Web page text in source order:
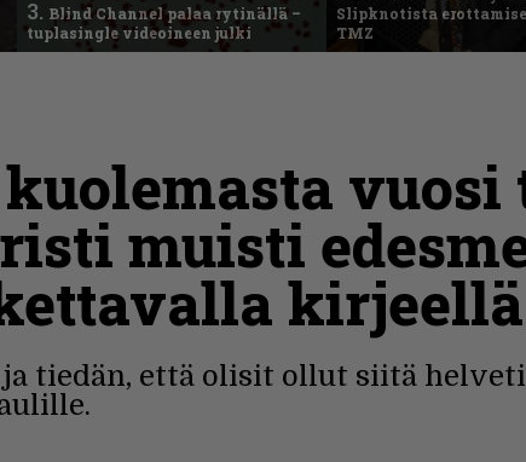
3. Blind Channel palaa rytinällä –
tuplasingle videoineen julki
Slipknotista
TMZ
vuosi
muisti
kirjeellä
tiedän, että olisit ollut siitä